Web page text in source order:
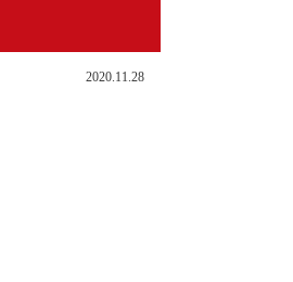
2020.11.28